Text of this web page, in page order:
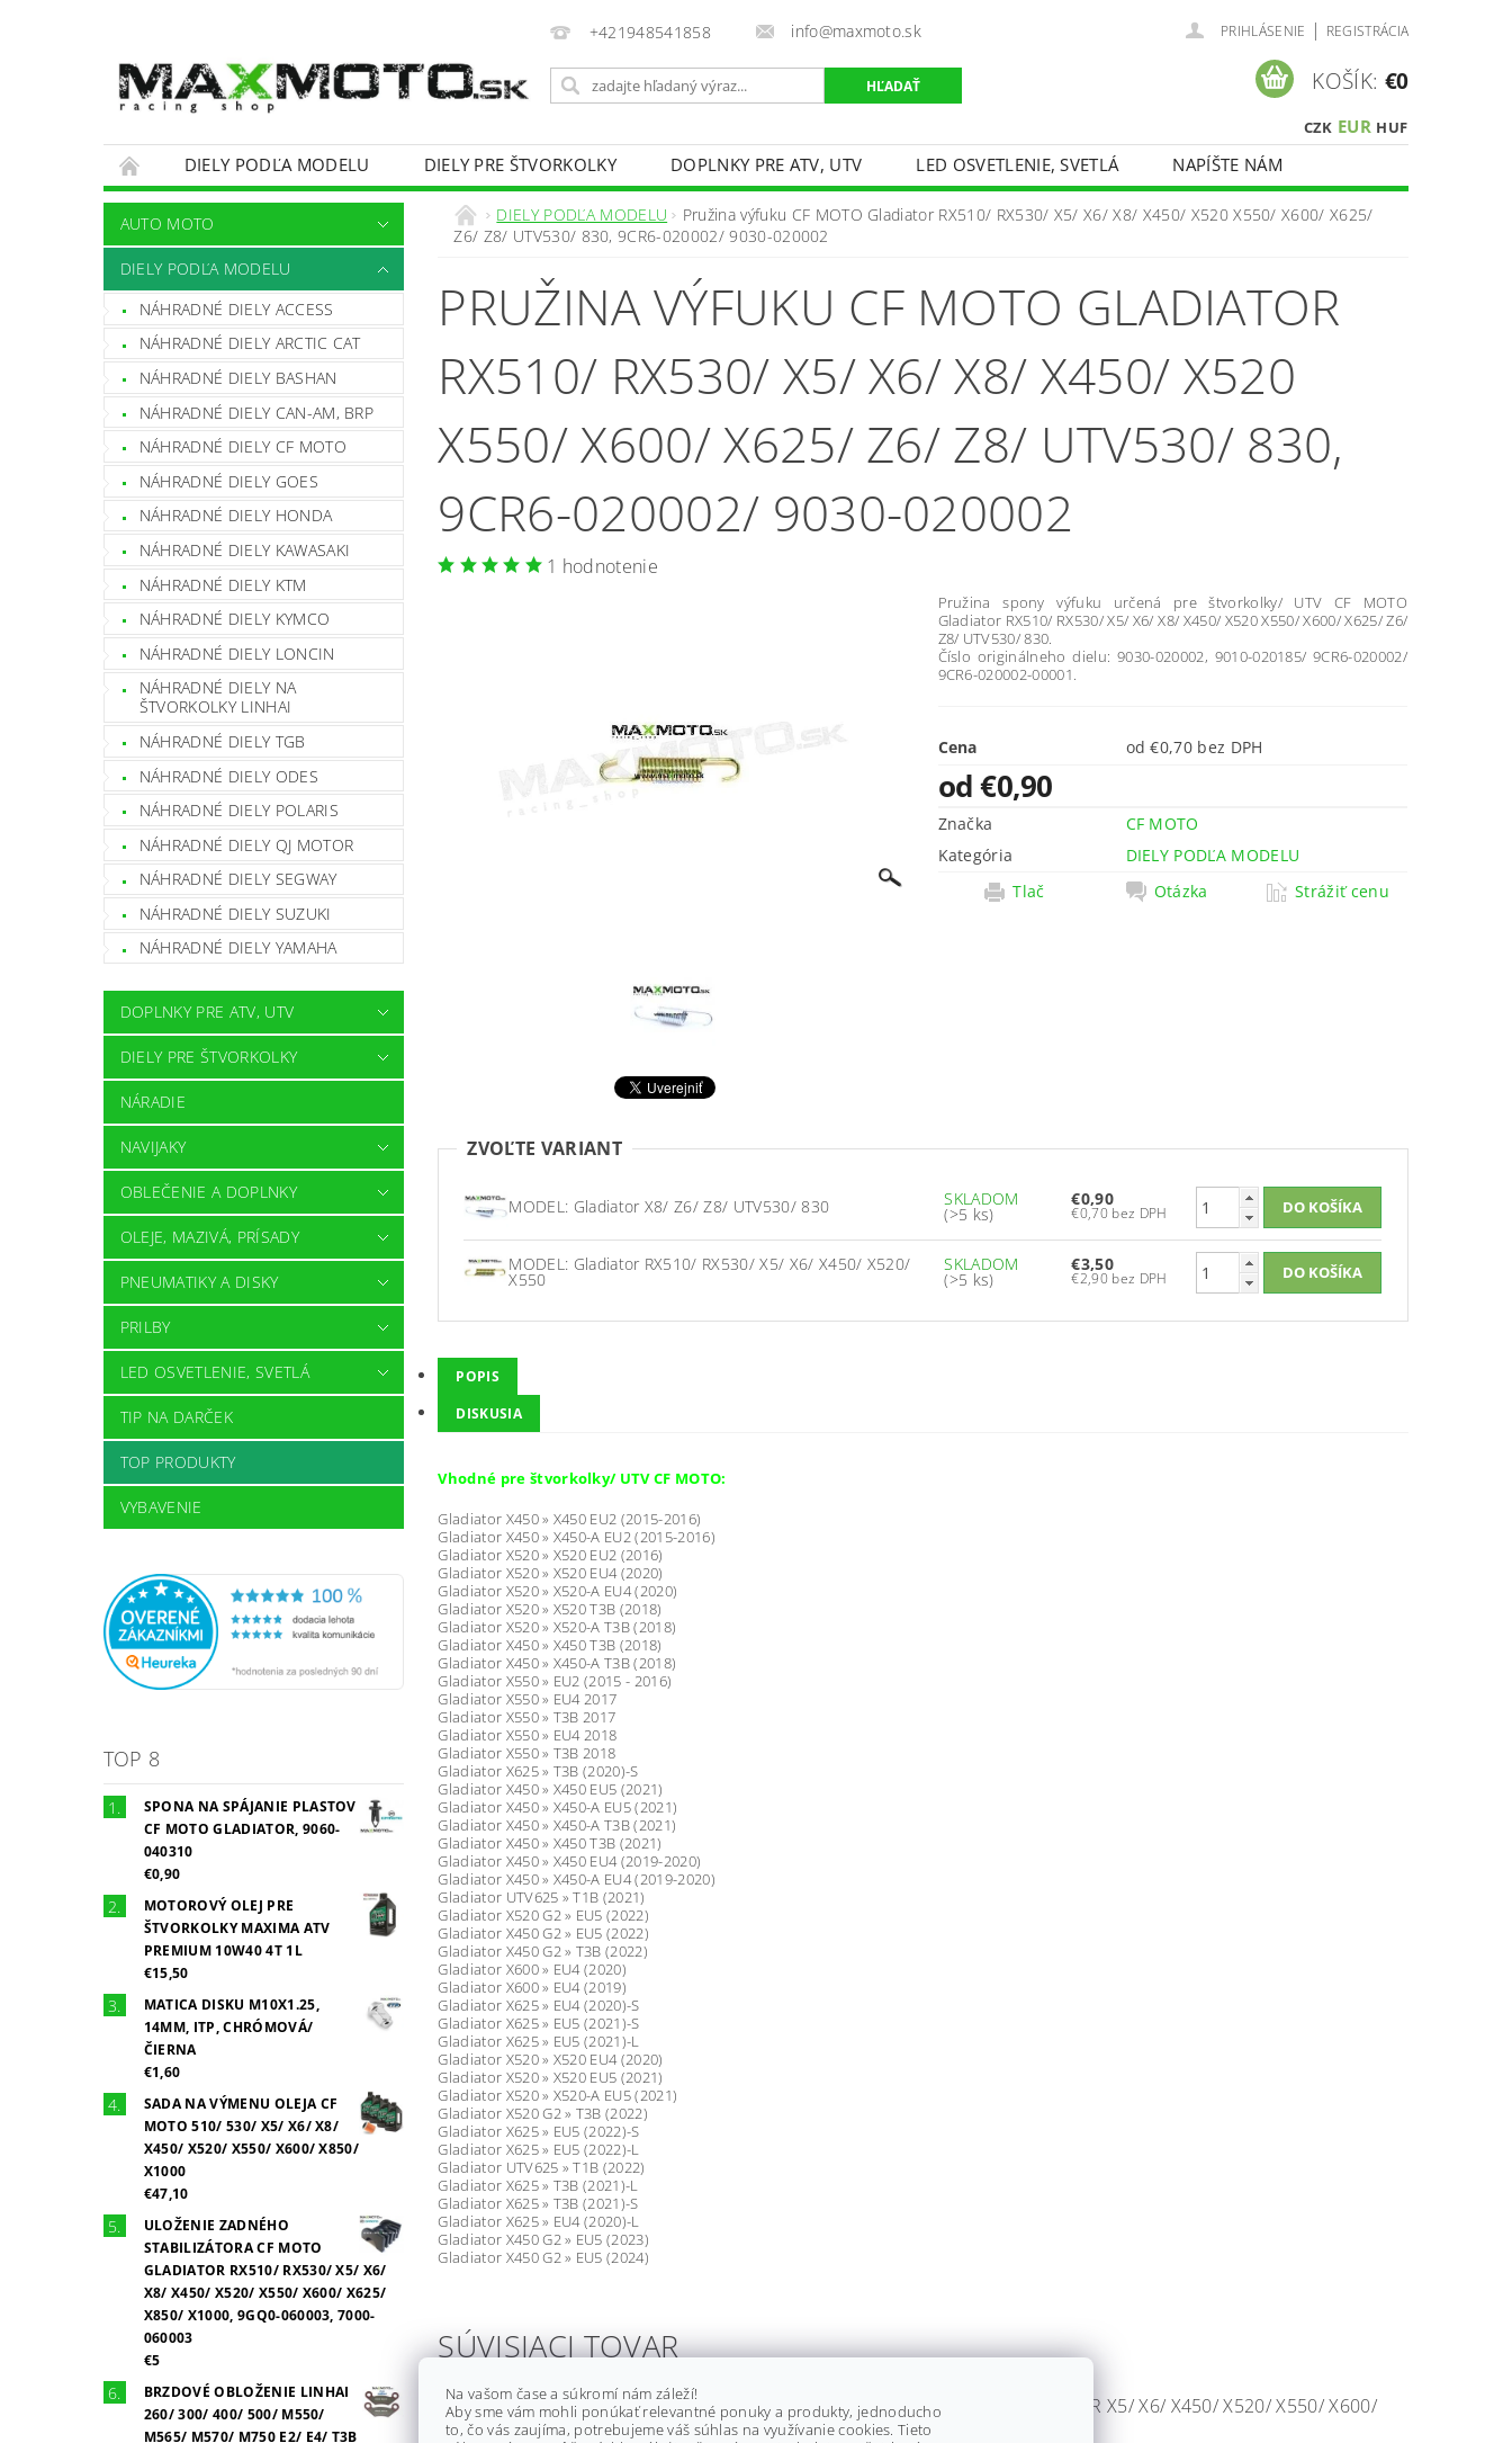
+421948541858 info@maxmoto.sk PRIHLÁSENIE | REGISTRÁCIA
CZK EUR HUF
KOŠÍK: €0
DIELY PODĽA MODELU DIELY PRE ŠTVORKOLKY DOPLNKY PRE ATV, UTV LED OSVETLENIE, SVETLÁ
NAPÍŠTE NÁM
OBCHODNÉ PODMIENKY
KONTAKTY
AUTO MOTO
DIELY PODĽA MODELU
NÁHRADNÉ DIELY ACCESS
NÁHRADNÉ DIELY ARCTIC CAT
NÁHRADNÉ DIELY BASHAN
NÁHRADNÉ DIELY CAN-AM, BRP
NÁHRADNÉ DIELY CF MOTO
NÁHRADNÉ DIELY GOES
NÁHRADNÉ DIELY HONDA
NÁHRADNÉ DIELY KAWASAKI
NÁHRADNÉ DIELY KTM
NÁHRADNÉ DIELY KYMCO
NÁHRADNÉ DIELY LONCIN
NÁHRADNÉ DIELY NA
ŠTVORKOLKY LINHAI
NÁHRADNÉ DIELY TGB
NÁHRADNÉ DIELY ODES
NÁHRADNÉ DIELY POLARIS
NÁHRADNÉ DIELY QJ MOTOR
NÁHRADNÉ DIELY SEGWAY
NÁHRADNÉ DIELY SUZUKI
NÁHRADNÉ DIELY YAMAHA
DOPLNKY PRE ATV, UTV
DIELY PRE ŠTVORKOLKY
NÁRADIE
NAVIJAKY
OBLEČENIE A DOPLNKY
OLEJE, MAZIVÁ, PRÍSADY
PNEUMATIKY A DISKY
PRILBY
LED OSVETLENIE, SVETLÁ
TIP NA DARČEK
TOP PRODUKTY
VYBAVENIE
TOP 8
SPONA NA SPÁJANIE PLASTOV
CF MOTO GLADIATOR, 9060-
040310
€0,90
MOTOROVÝ OLEJ PRE
ŠTVORKOLKY MAXIMA ATV
PREMIUM 10W40 4T 1L
€15,50
MATICA DISKU M10X1.25,
14MM, ITP, CHRÓMOVÁ/
ČIERNA
€1,60
SADA NA VÝMENU OLEJA CF
MOTO 510/ 530/ X5/ X6/ X8/
X450/ X520/ X550/ X600/ X850/
X1000
€47,10
ULOŽENIE ZADNÉHO
STABILIZÁTORA CF MOTO
GLADIATOR RX510/ RX530/ X5/ X6/
X8/ X450/ X520/ X550/ X600/ X625/
X850/ X1000, 9GQ0-060003, 7000-
060003
€5
BRZDOVÉ OBLOŽENIE LINHAI
260/ 300/ 400/ 500/ M550/
M565/ M570/ M750 E2/ E4/ T3B
DIELY PODĽA MODELU
Pružina výfuku CF MOTO Gladiator RX510/ RX530/ X5/ X6/ X8/ X450/ X520 X550/ X600/ X625/
Z6/ Z8/ UTV530/ 830, 9CR6-020002/ 9030-020002
PRUŽINA VÝFUKU CF MOTO GLADIATOR
RX510/ RX530/ X5/ X6/ X8/ X450/ X520
X550/ X600/ X625/ Z6/ Z8/ UTV530/ 830,
9CR6-020002/ 9030-020002
1 hodnotenie
Pružina spony výfuku určená pre štvorkolky/ UTV CF MOTO
Gladiator RX510/ RX530/ X5/ X6/ X8/ X450/ X520 X550/ X600/ X625/ Z6/
Z8/ UTV530/ 830.
Číslo originálneho dielu: 9030-020002, 9010-020185/ 9CR6-020002/
9CR6-020002-00001.
Cena od €0,70 bez DPH
od €0,90
Značka
CF MOTO
Kategória
DIELY PODĽA MODELU
Tlač
Otázka Strážiť cenu
ZVOĽTE VARIANT
MODEL: Gladiator X8/ Z6/ Z8/ UTV530/ 830 SKLADOM
(>5 ks)
€0,90
€0,70 bez DPH
MODEL: Gladiator RX510/ RX530/ X5/ X6/ X450/ X520/
X550
SKLADOM
(>5 ks)
€3,50
€2,90 bez DPH
POPIS
DISKUSIA
Vhodné pre štvorkolky/ UTV CF MOTO:
Gladiator X450 » X450 EU2 (2015-2016)
Gladiator X450 » X450-A EU2 (2015-2016)
Gladiator X520 » X520 EU2 (2016)
Gladiator X520 » X520 EU4 (2020)
Gladiator X520 » X520-A EU4 (2020)
Gladiator X520 » X520 T3B (2018)
Gladiator X520 » X520-A T3B (2018)
Gladiator X450 » X450 T3B (2018)
Gladiator X450 » X450-A T3B (2018)
Gladiator X550 » EU2 (2015 - 2016)
Gladiator X550 » EU4 2017
Gladiator X550 » T3B 2017
Gladiator X550 » EU4 2018
Gladiator X550 » T3B 2018
Gladiator X625 » T3B (2020)-S
Gladiator X450 » X450 EU5 (2021)
Gladiator X450 » X450-A EU5 (2021)
Gladiator X450 » X450-A T3B (2021)
Gladiator X450 » X450 T3B (2021)
Gladiator X450 » X450 EU4 (2019-2020)
Gladiator X450 » X450-A EU4 (2019-2020)
Gladiator UTV625 » T1B (2021)
Gladiator X520 G2 » EU5 (2022)
Gladiator X450 G2 » EU5 (2022)
Gladiator X450 G2 » T3B (2022)
Gladiator X600 » EU4 (2020)
Gladiator X600 » EU4 (2019)
Gladiator X625 » EU4 (2020)-S
Gladiator X625 » EU5 (2021)-S
Gladiator X625 » EU5 (2021)-L
Gladiator X520 » X520 EU4 (2020)
Gladiator X520 » X520 EU5 (2021)
Gladiator X520 » X520-A EU5 (2021)
Gladiator X520 G2 » T3B (2022)
Gladiator X625 » EU5 (2022)-S
Gladiator X625 » EU5 (2022)-L
Gladiator UTV625 » T1B (2022)
Gladiator X625 » T3B (2021)-L
Gladiator X625 » T3B (2021)-S
Gladiator X625 » EU4 (2020)-L
Gladiator X450 G2 » EU5 (2023)
Gladiator X450 G2 » EU5 (2024)
SÚVISIACI TOVAR
LAMBDA SONDA CF MOTO GLADIATOR X5/ X6/ X450/ X520/ X550/ X600/
X1000/ Z6/ UTV630, 018B-176000
Na vašom čase a súkromí nám záleží!
Aby sme vám mohli ponúkať relevantné ponuky a produkty, jednoducho
to, čo vás zaujíma, potrebujeme váš súhlas na využívanie cookies. Tieto